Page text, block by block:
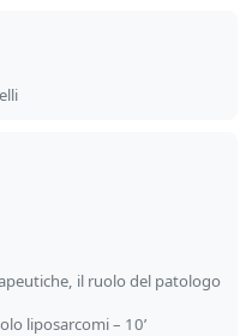
il ruolo del patologo
liposarcomi – 10’